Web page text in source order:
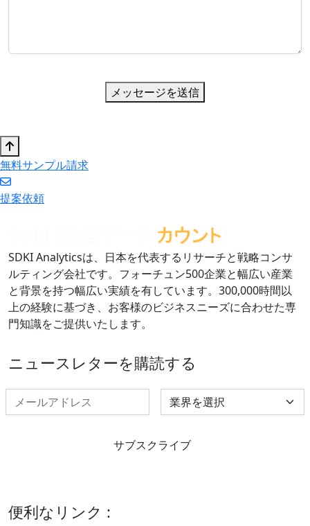
メッセージを送信
無料サンプル請求
提案依頼
SDKI Analyticsは、日本を代表するリサーチと戦略コンサ
ルティング会社です。フォーチュン500企業と幅広い産業
と背景を持つ幅広い実績を有しています。300,000時間以
上の経験に基づき、お客様のビジネスニーズに合わせた専
門知識をご提供いたします。
ニュースレターを購読する
Select Industry
サブスクライブ
便利なリンク :